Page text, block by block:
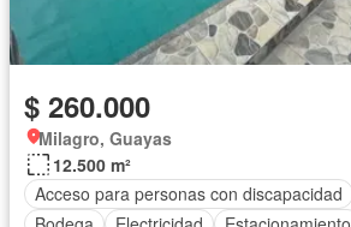
$ 260.000
Milagro, Guayas
12.500 m²
Acceso para personas con discapacidad